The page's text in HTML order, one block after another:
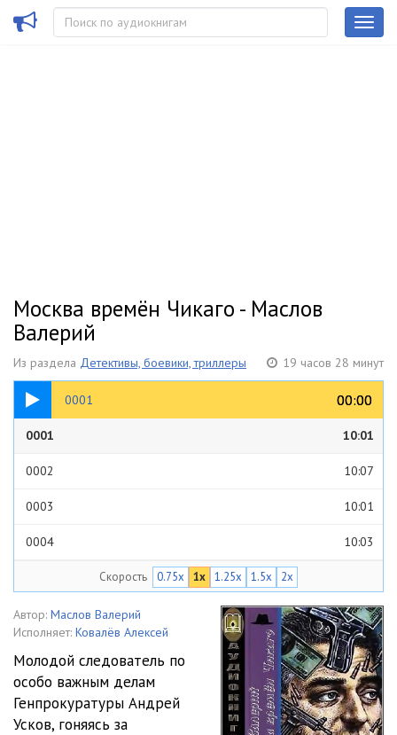
Москва времён Чикаго - Маслов
Валерий
Из раздела Детективы, боевики, триллеры 19 часов 28 минут
0001 00:00
00:00
10:01
0001 10:01
0002 10:07
0003 10:01
0004 10:03
0006 09:32
10:03
0008 10:04
0009 10:11
Скорость 0.75x 1x 1.25x 1.5x 2x
Автор: Маслов Валерий
Исполняет: Ковалёв Алексей
Молодой следователь по
особо важным делам
Генпрокуратуры Андрей
Усков, гоняясь за